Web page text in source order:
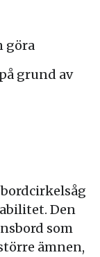
Den
som
ämnen,
göra
grund av